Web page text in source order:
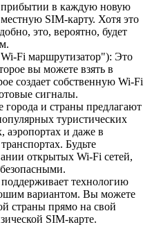
в каждую новую
SIM-карту. Хотя это
это, вероятно, будет
Fi маршрутизатор"): Это
вы можете взять в
создает собственную Wi-Fi
сигналы.
и страны предлагают
туристических
аэропортах и даже в
Будьте
открытых Wi-Fi сетей,
технологию
вариантом. Вы можете
страны прямо на свой
SIM-карте.